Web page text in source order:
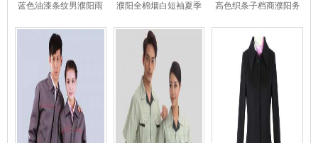
蓝色油漆条纹男濮阳雨
濮阳全棉烟白短袖夏季
高色织条子档商濮阳务